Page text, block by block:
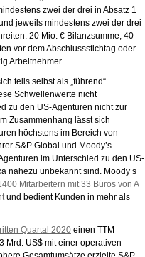
zwei der drei in Absatz 1
jeweils mindestens zwei der drei
20 Mio. € Bilanzsumme, 40
vor dem Abschlussstichtag oder
Arbeitnehmer.
teils selbst als „führend“
Schwellenwerte nicht
zu den US-Agenturen nicht zur
Zusammenhang lässt sich
höchstens im Bereich von
S&P Global und Moody’s
im Unterschied zu den US-
nahezu unbekannt sind. Moody’s
Mitarbeitern mit 33 Büros von A
und bedient Kunden in mehr als
Quartal 2020 einen TTM
Mrd. US$ mit einer operativen